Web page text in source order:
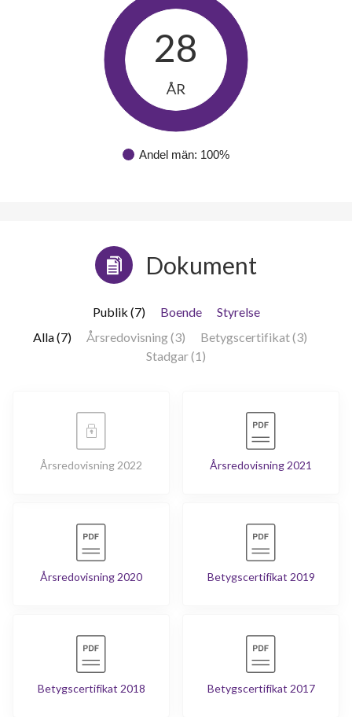
Andel män: 100%
28
ÅR
Dokument
Publik (7) Boende
Styrelse
Alla (7)
Årsredovisning (3)
Betygscertifikat (3)
Stadgar (1)
Årsredovisning 2022 Årsredovisning 2021
Årsredovisning 2020 Betygscertifikat 2019
Betygscertifikat 2018 Betygscertifikat 2017